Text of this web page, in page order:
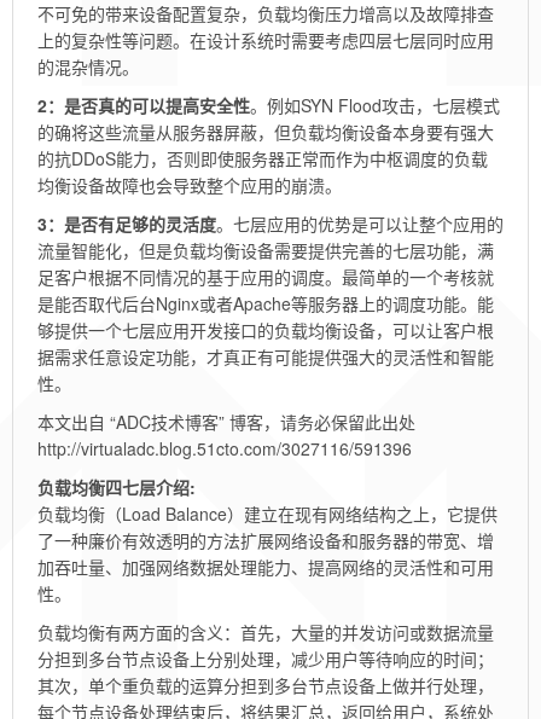
不可免的带来设备配置复杂，负载均衡压力增高以及故障排查
上的复杂性等问题。在设计系统时需要考虑四层七层同时应用
的混杂情况。
2：是否真的可以提高安全性。例如SYN Flood攻击，七层模式
的确将这些流量从服务器屏蔽，但负载均衡设备本身要有强大
的抗DDoS能力，否则即使服务器正常而作为中枢调度的负载
均衡设备故障也会导致整个应用的崩溃。
3：是否有足够的灵活度。七层应用的优势是可以让整个应用的
流量智能化，但是负载均衡设备需要提供完善的七层功能，满
足客户根据不同情况的基于应用的调度。最简单的一个考核就
是能否取代后台Nginx或者Apache等服务器上的调度功能。能
够提供一个七层应用开发接口的负载均衡设备，可以让客户根
据需求任意设定功能，才真正有可能提供强大的灵活性和智能
性。
本文出自 “ADC技术博客” 博客，请务必保留此出处
http://virtualadc.blog.51cto.com/3027116/591396
负载均衡四七层介绍:
负载均衡（Load Balance）建立在现有网络结构之上，它提供
了一种廉价有效透明的方法扩展网络设备和服务器的带宽、增
加吞吐量、加强网络数据处理能力、提高网络的灵活性和可用
性。
负载均衡有两方面的含义：首先，大量的并发访问或数据流量
分担到多台节点设备上分别处理，减少用户等待响应的时间；
其次，单个重负载的运算分担到多台节点设备上做并行处理，
每个节点设备处理结束后，将结果汇总，返回给用户，系统处